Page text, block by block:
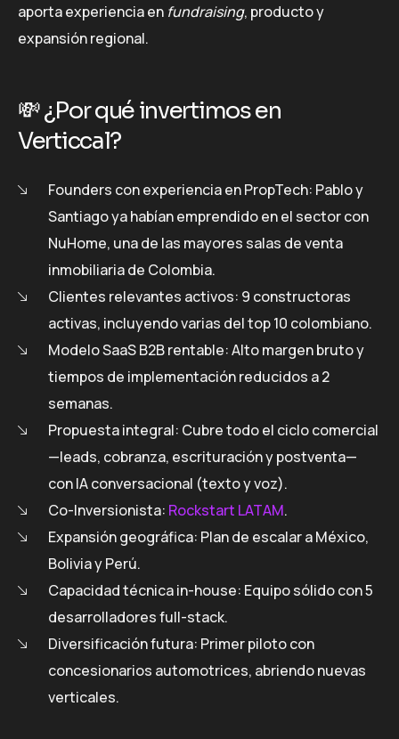
aporta experiencia en fundraising, producto y
expansión regional.
💸 ¿Por qué invertimos en
Verticcal?
Founders con experiencia en PropTech: Pablo y
Santiago ya habían emprendido en el sector con
NuHome, una de las mayores salas de venta
inmobiliaria de Colombia.
Clientes relevantes activos: 9 constructoras
activas, incluyendo varias del top 10 colombiano.
Modelo SaaS B2B rentable: Alto margen bruto y
tiempos de implementación reducidos a 2
semanas.
Propuesta integral: Cubre todo el ciclo comercial
—leads, cobranza, escrituración y postventa—
con IA conversacional (texto y voz).
Co-Inversionista: Rockstart LATAM.
Expansión geográfica: Plan de escalar a México,
Bolivia y Perú.
Capacidad técnica in-house: Equipo sólido con 5
desarrolladores full-stack.
Diversificación futura: Primer piloto con
concesionarios automotrices, abriendo nuevas
verticales.